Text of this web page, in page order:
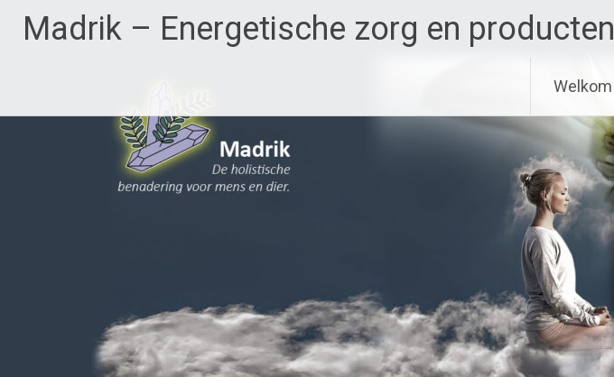
Madrik – Energetische zorg en producten
Welkom